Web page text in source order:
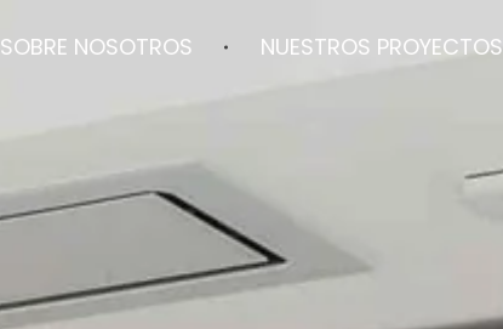
SOBRE NOSOTROS NUESTROS PROYECTOS